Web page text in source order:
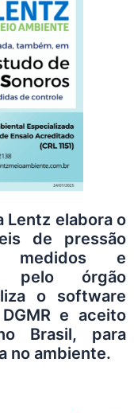
Lentz elabora o
de pressão
medidos e
pelo órgão
o software
e aceito
Brasil, para
no ambiente.